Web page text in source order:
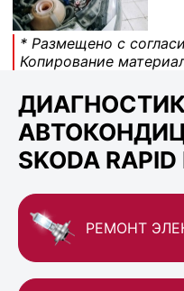
* Размещено с
Копирование
SKODA
РЕМОНТ